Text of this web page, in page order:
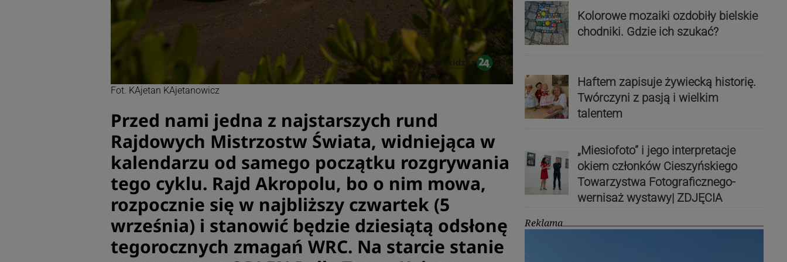
Fot. KAjetan KAjetanowicz
Przed nami jedna z najstarszych rund
Rajdowych Mistrzostw Świata, widniejąca w
kalendarzu od samego początku rozgrywania
tego cyklu. Rajd Akropolu, bo o nim mowa,
rozpocznie się w najbliższy czwartek (5
września) i stanowić będzie dziesiątą odsłonę
tegorocznych zmagań WRC. Na starcie stanie
Kolorowe mozaiki ozdobiły bielskie
chodniki. Gdzie ich szukać?
Haftem zapisuje żywiecką historię.
Twórczyni z pasją i wielkim
talentem
„Miesiofoto” i jego interpretacje
okiem członków Cieszyńskiego
Towarzystwa Fotograficznego-
wernisaż wystawy| ZDJĘCIA
Reklama